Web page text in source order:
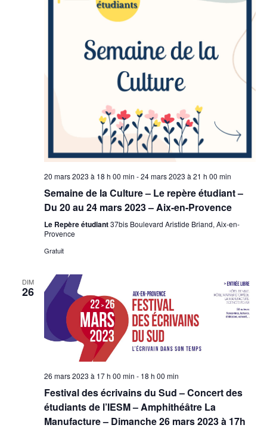
20 mars 2023 à 18 h 00 min -24 mars 2023 à 21 h 00 min
Semaine de la Culture – Le repère étudiant –
Du 20 au 24 mars 2023 – Aix-en-Provence
Le Repère étudiant37bis Boulevard Aristide Briand, Aix-en-
Provence
Gratuit
DIM
26
26 mars 2023 à 17 h 00 min - 18 h 00 min
Festival des écrivains du Sud – Concert des
étudiants de l’IESM – Amphithéâtre La
Manufacture – Dimanche 26 mars 2023 à 17h